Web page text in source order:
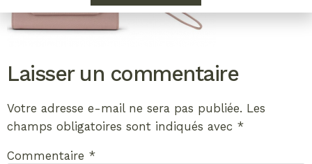
Laisser un commentaire
Votre adresse e-mail ne sera pas publiée. Les
champs obligatoires sont indiqués avec *
Commentaire *